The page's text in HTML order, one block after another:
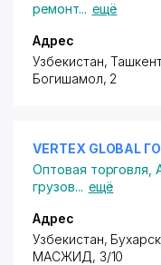
ремонт... ещё
Адрес
Узбекистан,
Богишамол, 2
VERTEX GLOBAL
Оптовая торговля ,
грузов... ещё
Адрес
Узбекистан,
МАСЖИД, 3/10